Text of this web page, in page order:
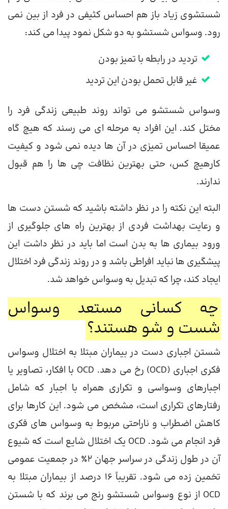
شستشوی زیاد باز هم احساس کثیفی در فرد از بین نمی
رود. وسواس شستشو به دو شکل نمود پیدا می کند:
تردید در رابطه با تمیز بودن
غیر قابل تحمل بودن این تردید
وسواس شستشو می تواند روند طبیعی زندگی فرد را
مختل کند. این افراد به مرحله ای می رسند که هیچ گاه
عمیقا احساس تمیزی در آن ها دیده نمی شود و کیفیت
کارهیچ کس، حتی بهترین نظافت چی ها را هم قبول
ندارند.
البته این نکته را در نظر داشته باشید که شستن دست ها
و رعایت بهداشت فردی از بهترین راه های جلوگیری از
ورود بیماری ها به بدن است اما باید در نظر داشت این
پیشگیری ها نباید افراطی باشد و در روند زندگی فرد اختلال
ایجاد کند، چرا که تبدیل به وسواس خواهد شد.
چه کسانی مستعد وسواس
شست و شو هستند؟
شستن اجباری دست در بیماران مبتلا به اختلال وسواس
فکری اجباری (OCD) رخ می دهد. OCD با افکار، تصاویر یا
اجبارهای وسواسی و تکراری همراه با اجبار که شامل
رفتارهای تکراری است، مشخص می شود. این کارها برای
کاهش اضطراب و ناراحتی مربوط به وسواس های فکری
فرد انجام می شود. OCD یک اختلال شایع است که شیوع
آن در طول زندگی در سراسر جهان 2٪ در جمعیت عمومی
تخمین زده می شود. تقریباً 16 درصد از بیماران مبتلا به
OCD از نوع وسواس شستشو رنج می برند که با شستن